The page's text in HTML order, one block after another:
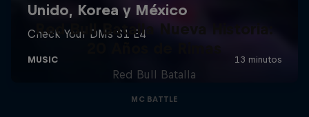
Red Bull Batalla Nueva Historia:
Red Bull Batalla
MC BATTLE